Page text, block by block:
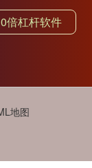
倍杠杆软件
地图